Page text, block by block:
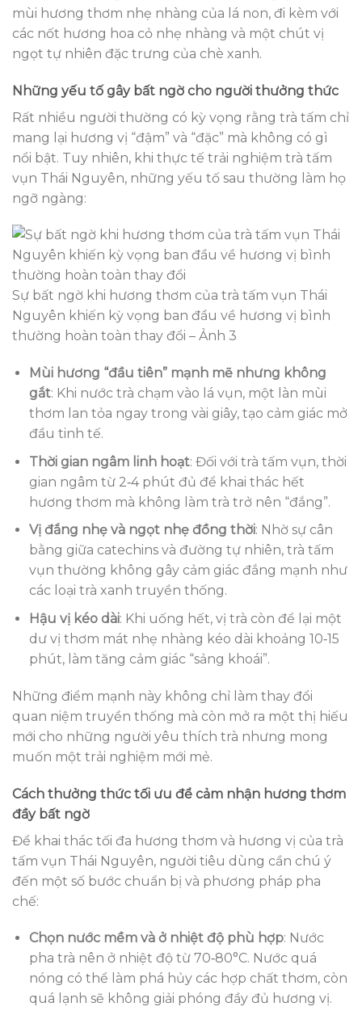
mùi hương thơm nhẹ nhàng của lá non, đi kèm với
các nốt hương hoa cỏ nhẹ nhàng và một chút vị
ngọt tự nhiên đặc trưng của chè xanh.
Những yếu tố gây bất ngờ cho người thưởng thức
Rất nhiều người thường có kỳ vọng rằng trà tấm chỉ
mang lại hương vị “đậm” và “đặc” mà không có gì
nổi bật. Tuy nhiên, khi thực tế trải nghiệm trà tấm
vụn Thái Nguyên, những yếu tố sau thường làm họ
ngỡ ngàng:
Sự bất ngờ khi hương thơm của trà tấm vụn Thái
Nguyên khiến kỳ vọng ban đầu về hương vị bình
thường hoàn toàn thay đổi – Ảnh 3
Mùi hương “đầu tiên” mạnh mẽ nhưng không
gắt: Khi nước trà chạm vào lá vụn, một làn mùi
thơm lan tỏa ngay trong vài giây, tạo cảm giác mở
đầu tinh tế.
Thời gian ngâm linh hoạt: Đối với trà tấm vụn, thời
gian ngâm từ 2‑4 phút đủ để khai thác hết
hương thơm mà không làm trà trở nên “đắng”.
Vị đắng nhẹ và ngọt nhẹ đồng thời: Nhờ sự cân
bằng giữa catechins và đường tự nhiên, trà tấm
vụn thường không gây cảm giác đắng mạnh như
các loại trà xanh truyền thống.
Hậu vị kéo dài: Khi uống hết, vị trà còn để lại một
dư vị thơm mát nhẹ nhàng kéo dài khoảng 10‑15
phút, làm tăng cảm giác “sảng khoái”.
Những điểm mạnh này không chỉ làm thay đổi
quan niệm truyền thống mà còn mở ra một thị hiếu
mới cho những người yêu thích trà nhưng mong
muốn một trải nghiệm mới mẻ.
Cách thưởng thức tối ưu để cảm nhận hương thơm
đầy bất ngờ
Để khai thác tối đa hương thơm và hương vị của trà
tấm vụn Thái Nguyên, người tiêu dùng cần chú ý
đến một số bước chuẩn bị và phương pháp pha
chế:
Chọn nước mềm và ở nhiệt độ phù hợp: Nước
pha trà nên ở nhiệt độ từ 70‑80°C. Nước quá
nóng có thể làm phá hủy các hợp chất thơm, còn
quá lạnh sẽ không giải phóng đầy đủ hương vị.